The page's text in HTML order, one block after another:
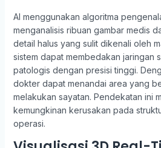
AI menggunakan algoritma
menganalisis ribuan gambar medis
detail halus yang sulit dikenali oleh
sistem dapat membedakan jaringan
patologis dengan presisi tinggi.
dokter dapat menandai area yang
melakukan sayatan. Pendekatan ini
kemungkinan kerusakan pada
operasi.